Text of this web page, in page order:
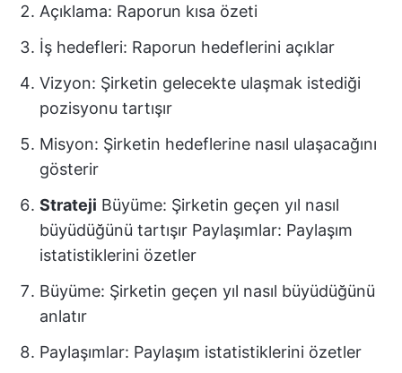
Açıklama: Raporun kısa özeti
İş hedefleri: Raporun hedeflerini açıklar
Vizyon: Şirketin gelecekte ulaşmak istediği
pozisyonu tartışır
Misyon: Şirketin hedeflerine nasıl ulaşacağını
gösterir
Strateji Büyüme: Şirketin geçen yıl nasıl
büyüdüğünü tartışır Paylaşımlar: Paylaşım
istatistiklerini özetler
Büyüme: Şirketin geçen yıl nasıl büyüdüğünü
anlatır
Paylaşımlar: Paylaşım istatistiklerini özetler